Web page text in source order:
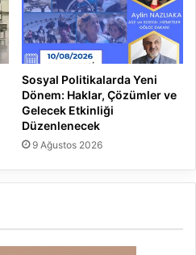
Sosyal Politikalarda Yeni
Dönem: Haklar, Çözümler ve
Gelecek Etkinliği
Düzenlenecek
9 Ağustos 2026